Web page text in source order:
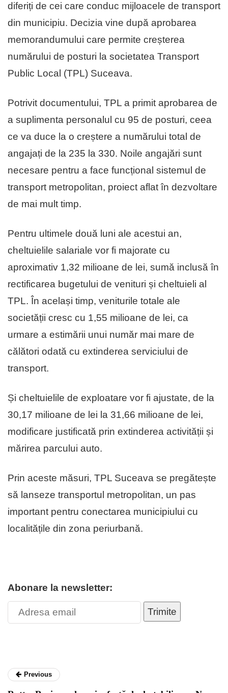
diferiți de cei care conduc mijloacele de transport
din municipiu. Decizia vine după aprobarea
memorandumului care permite creșterea
numărului de posturi la societatea Transport
Public Local (TPL) Suceava.
Potrivit documentului, TPL a primit aprobarea de
a suplimenta personalul cu 95 de posturi, ceea
ce va duce la o creștere a numărului total de
angajați de la 235 la 330. Noile angajări sunt
necesare pentru a face funcțional sistemul de
transport metropolitan, proiect aflat în dezvoltare
de mai mult timp.
Pentru ultimele două luni ale acestui an,
cheltuielile salariale vor fi majorate cu
aproximativ 1,32 milioane de lei, sumă inclusă în
rectificarea bugetului de venituri și cheltuieli al
TPL. În același timp, veniturile totale ale
societății cresc cu 1,55 milioane de lei, ca
urmare a estimării unui număr mai mare de
călători odată cu extinderea serviciului de
transport.
Și cheltuielile de exploatare vor fi ajustate, de la
30,17 milioane de lei la 31,66 milioane de lei,
modificare justificată prin extinderea activității și
mărirea parcului auto.
Prin aceste măsuri, TPL Suceava se pregătește
să lanseze transportul metropolitan, un pas
important pentru conectarea municipiului cu
localitățile din zona periurbană.
Abonare la newsletter:
Trimite
Previous